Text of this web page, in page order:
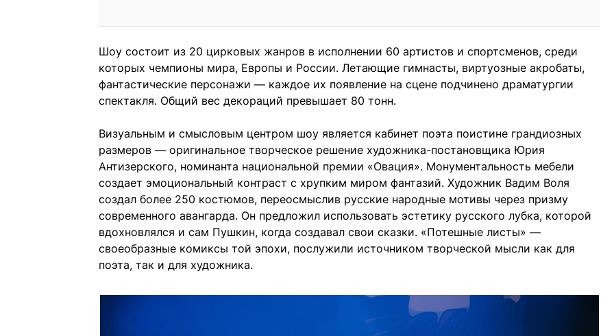
Шоу состоит из 20 цирковых жанров в исполнении 60 артистов и спортсменов, среди
которых чемпионы мира, Европы и России. Летающие гимнасты, виртуозные акробаты,
фантастические персонажи — каждое их появление на сцене подчинено драматургии
спектакля. Общий вес декораций превышает 80 тонн.
Визуальным и смысловым центром шоу является кабинет поэта поистине грандиозных
размеров — оригинальное творческое решение художника-постановщика Юрия
Антизерского, номинанта национальной премии «Овация». Монументальность мебели
создает эмоциональный контраст с хрупким миром фантазий. Художник Вадим Воля
создал более 250 костюмов, переосмыслив русские народные мотивы через призму
современного авангарда. Он предложил использовать эстетику русского лубка, которой
вдохновлялся и сам Пушкин, когда создавал свои сказки. «Потешные листы» —
своеобразные комиксы той эпохи, послужили источником творческой мысли как для
поэта, так и для художника.